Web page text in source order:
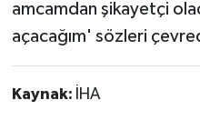
amcamdan şikayetçi
açacağım' sözleri
Kaynak: İHA